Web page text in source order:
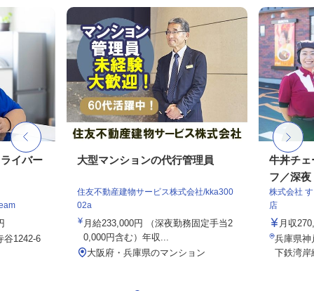
イバー
谷1242-6
大型マンションの代行管理員
住友不動産建物サービス株式会社/kka300
02a
月給233,000円 （深夜勤務固定手当2
0,000円含む）年収...
大阪府・兵庫県のマンション
牛丼チェ
フ／深夜
株式会社
店
月収
兵庫県神
下鉄湾岸